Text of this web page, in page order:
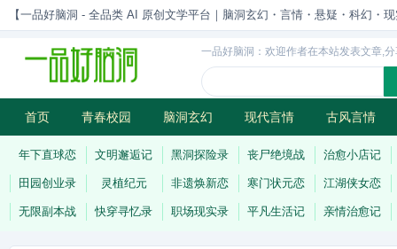
【一品好脑洞 - 全品类 AI 原创文学平台｜脑洞玄幻・言情・悬疑・科幻・
一品好脑洞：欢迎作者在本站发表文章,
首页 青春校园 脑洞玄幻 现代言情 古风言情
历史权谋 武侠江湖 灵异志怪 连载
年下直球恋 文明邂逅记 黑洞探险录 丧尸绝境战 治愈小店记
田园创业录 灵植纪元 非遗焕新恋 寒门状元恋 江湖侠女恋
无限副本战 快穿寻忆录 职场现实录 平凡生活记 亲情治愈记